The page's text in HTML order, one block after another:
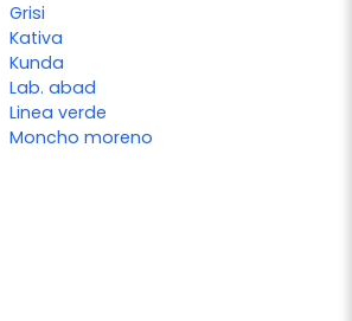
Grisi
Kativa
Kunda
Lab. abad
Linea verde
Moncho moreno